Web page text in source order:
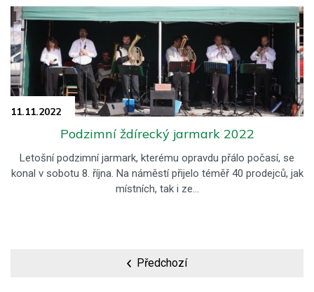
11.11.2022
Podzimní ždírecký jarmark 2022
Letošní podzimní jarmark, kterému opravdu přálo počasí, se
konal v sobotu 8. října. Na náměstí přijelo téměř 40 prodejců, jak
místních, tak i ze…
Předchozí